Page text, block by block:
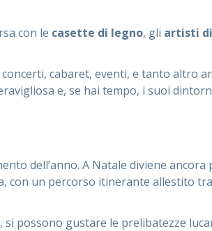
con le casette di legno, gli artisti
cabaret, eventi, e tanto altro
e, se hai tempo, i suoi
dell’anno. A Natale diviene ancora
con un percorso itinerante allestito
possono gustare le prelibatezze